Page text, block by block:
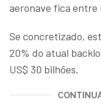
aeronave fica entre
Se concretizado,
20% do atual
US$ 30 bilhões.